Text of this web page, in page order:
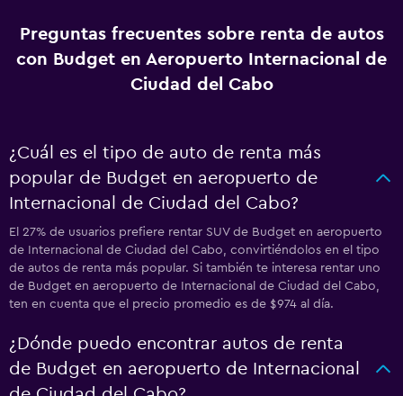
Preguntas frecuentes sobre renta de autos
con Budget en Aeropuerto Internacional de
Ciudad del Cabo
¿Cuál es el tipo de auto de renta más
popular de Budget en aeropuerto de
Internacional de Ciudad del Cabo?
El 27% de usuarios prefiere rentar SUV de Budget en aeropuerto
de Internacional de Ciudad del Cabo, convirtiéndolos en el tipo
de autos de renta más popular. Si también te interesa rentar uno
de Budget en aeropuerto de Internacional de Ciudad del Cabo,
ten en cuenta que el precio promedio es de $974 al día.
¿Dónde puedo encontrar autos de renta
de Budget en aeropuerto de Internacional